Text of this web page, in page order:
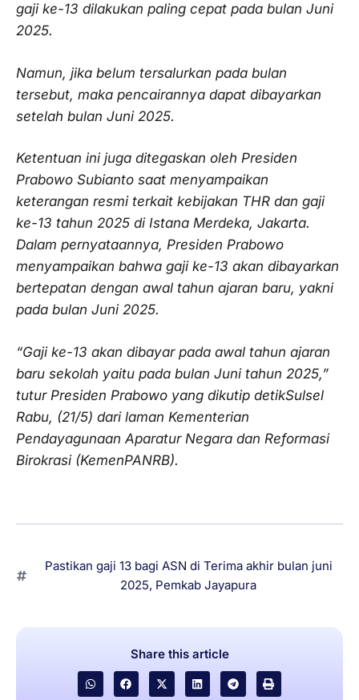
gaji ke-13 dilakukan paling cepat pada bulan Juni
2025.
Namun, jika belum tersalurkan pada bulan
tersebut, maka pencairannya dapat dibayarkan
setelah bulan Juni 2025.
Ketentuan ini juga ditegaskan oleh Presiden
Prabowo Subianto saat menyampaikan
keterangan resmi terkait kebijakan THR dan gaji
ke-13 tahun 2025 di Istana Merdeka, Jakarta.
Dalam pernyataannya, Presiden Prabowo
menyampaikan bahwa gaji ke-13 akan dibayarkan
bertepatan dengan awal tahun ajaran baru, yakni
pada bulan Juni 2025.
“Gaji ke-13 akan dibayar pada awal tahun ajaran
baru sekolah yaitu pada bulan Juni tahun 2025,”
tutur Presiden Prabowo yang dikutip detikSulsel
Rabu, (21/5) dari laman Kementerian
Pendayagunaan Aparatur Negara dan Reformasi
Birokrasi (KemenPANRB).
Pastikan gaji 13 bagi ASN di Terima akhir bulan juni
2025, Pemkab Jayapura
Share this article